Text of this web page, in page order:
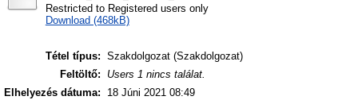
Restricted to Registered users only
Download (468kB)
Tétel típus: Szakdolgozat (Szakdolgozat)
Feltöltő:
Users 1 nincs találat.
Elhelyezés dátuma:
18 Júni 2021 08:49